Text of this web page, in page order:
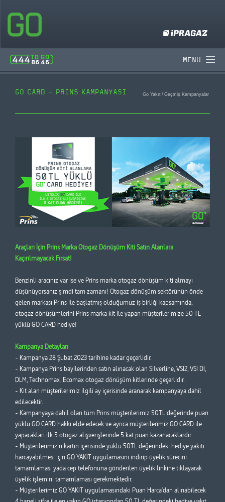
MENU
Go Yakıt / Geçmiş Kampanyalar
GO CARD – PRINS KAMPANYASI
Araçları İçin Prins Marka Otogaz Dönüşüm Kiti Satın Alanlara
Kaçırılmayacak Fırsat!
Benzinli aracınız var ise ve Prins marka otogaz dönüşüm kiti almayı
düşünüyorsanız şimdi tam zamanı! Otogaz dönüşüm sektörünün önde
gelen markası Prins ile başlatmış olduğumuz iş birliği kapsamında,
otogaz dönüşümlerini Prins marka kit ile yapan müşterilerimize 50 TL
yüklü GO CARD hediye!
Kampanya Detayları
- Kampanya 28 Şubat 2023 tarihine kadar geçerlidir.
- Kampanya Prins bayilerinden satın alınacak olan Silverline, VSI2, VSI DI,
DLM, Technomax, Ecomax otogaz dönüşüm kitlerinde geçerlidir.
- Kit alan müşterilerimiz ilgili ay içerisinde aranarak kampanyaya dahil
edilecektir.
- Kampanyaya dahil olan tüm Prins müşterilerimiz 50TL değerinde puan
yüklü GO CARD hakkı elde edecek ve ayrıca müşterilerimiz GO CARD ile
yapacakları ilk 5 otogaz alışverişlerinde 5 kat puan kazanacaklardır.
- Müşterilerimizin kartın içerisinde yüklü 50TL değerindeki hediye yakıtı
harcayabilmesi için GO YAKIT uygulamasını indirip üyelik sürecini
tamamlaması yada cep telefonuna gönderilen üyelik linkine tıklayarak
üyelik işlemini tamamlaması gerekmektedir.
- Müşterilerimiz GO YAKIT uygulamasındaki Puan Harca'dan alınabilecek